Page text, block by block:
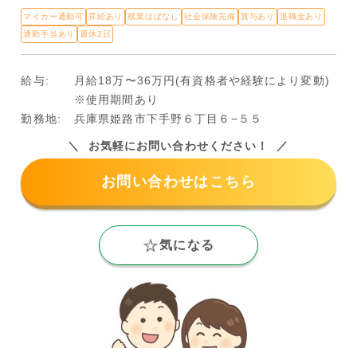
マイカー通勤可 昇給あり 残業ほぼなし 社会保険完備 賞与あり
退職金あり
通勤手当あり
週休2日
給与:
月給18万〜36万円(有資格者や経験により変動)
※使用期間あり
勤務地:
兵庫県姫路市下手野６丁目６−５５
お気軽にお問い合わせください！
お問い合わせはこちら
気になる